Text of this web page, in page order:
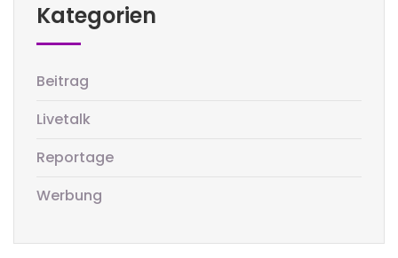
Kategorien
Beitrag
Livetalk
Reportage
Werbung